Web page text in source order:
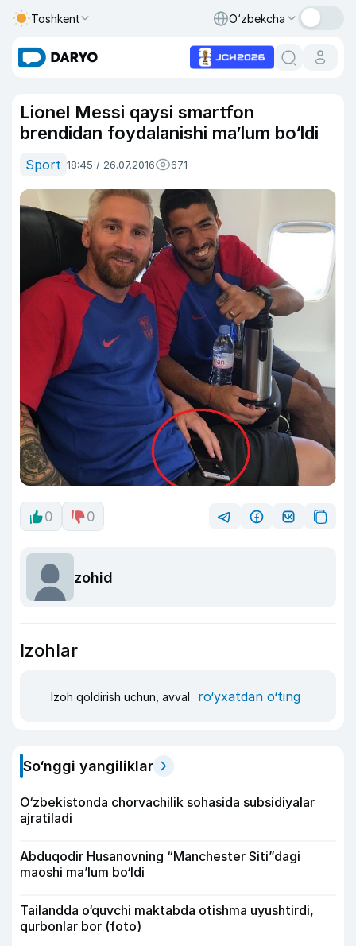
Toshkent O‘zbekcha
Lionel Messi qaysi smartfon
brendidan foydalanishi ma’lum bo‘ldi
Sport 18:45 / 26.07.2016 671
0 0
zohid
Izohlar
Izoh qoldirish uchun, avval ro‘yxatdan o‘ting
So‘nggi yangiliklar
O‘zbekistonda chorvachilik sohasida subsidiyalar
ajratiladi
Abduqodir Husanovning “Manchester Siti”dagi
maoshi ma’lum bo‘ldi
Tailandda o‘quvchi maktabda otishma uyushtirdi,
qurbonlar bor (foto)